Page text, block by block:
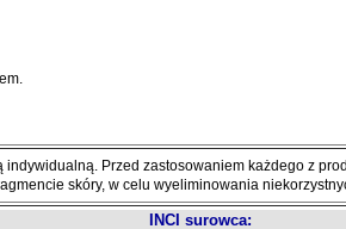
Przed zastosowaniem każdego z
skóry, w celu wyeliminowania
INCI surowca: